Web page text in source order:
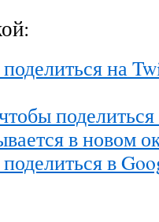
на
в новом
в